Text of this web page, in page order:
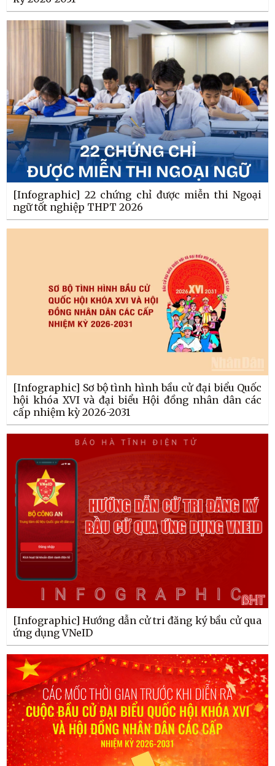
[Infographic] 22 chứng chỉ được miễn thi Ngoại
ngữ tốt nghiệp THPT 2026
[Infographic] Sơ bộ tình hình bầu cử đại biểu Quốc
hội khóa XVI và đại biểu Hội đồng nhân dân các
cấp nhiệm kỳ 2026-2031
[Infographic] Hướng dẫn cử tri đăng ký bầu cử qua
ứng dụng VNeID